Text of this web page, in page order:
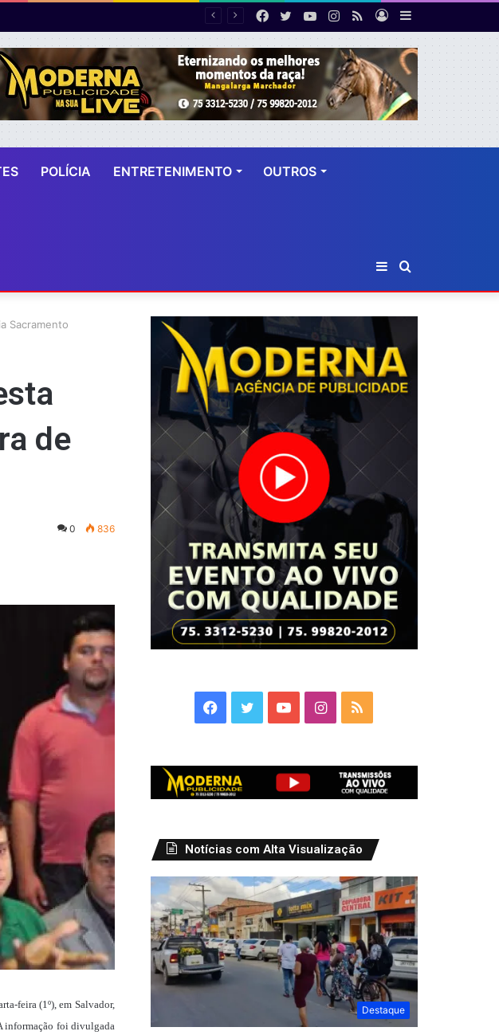
Barra
Lateral
Entrar
RSS
Instagram
YouTube
Twitter
Facebook
POLÍCIA ENTRETENIMENTO OUTROS
por
Barra
Lateral
Sacramento
de
0 836
feira (1º), em Salvador,
informação foi divulgada
Facebook
TwitterYouTubeInstagram
RSS
Notícias com Alta Visualização
Destaque